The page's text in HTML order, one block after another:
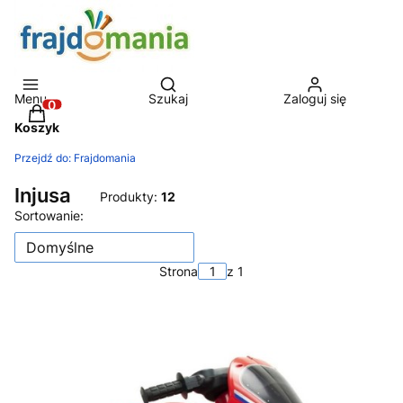
Menu
Otwórz wyszukiwarkę
Szukaj Zaloguj się
Produkty w koszyku: 0. Zobacz szczegóły
Koszyk
Przejdź do: Frajdomania
Injusa Produkty: 12
Lista produktów
Sortowanie:
Domyślne
Strona z 1